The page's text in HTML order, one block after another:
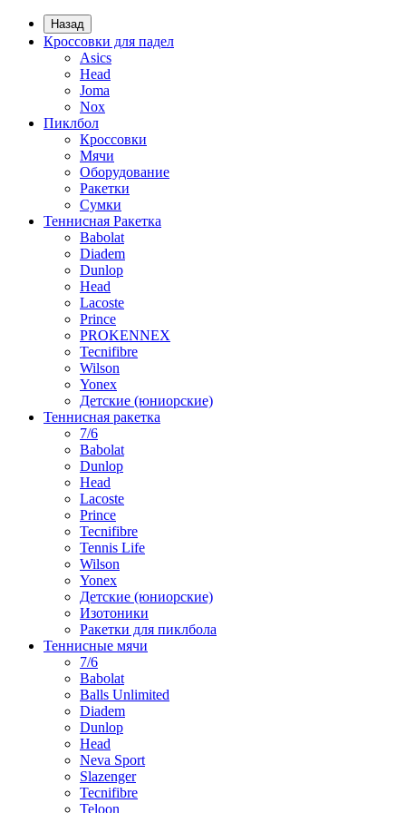
Назад
Кроссовки для падел
Asics
Head
Joma
Nox
Пиклбол
Кроссовки
Мячи
Оборудование
Ракетки
Сумки
Теннисная Ракетка
Babolat
Diadem
Dunlop
Head
Lacoste
Prince
PROKENNEX
Tecnifibre
Wilson
Yonex
Детские (юниорские)
Теннисная ракетка
7/6
Babolat
Dunlop
Head
Lacoste
Prince
Tecnifibre
Tennis Life
Wilson
Yonex
Детские (юниорские)
Изотоники
Ракетки для пиклбола
Теннисные мячи
7/6
Babolat
Balls Unlimited
Diadem
Dunlop
Head
Neva Sport
Slazenger
Tecnifibre
Teloon